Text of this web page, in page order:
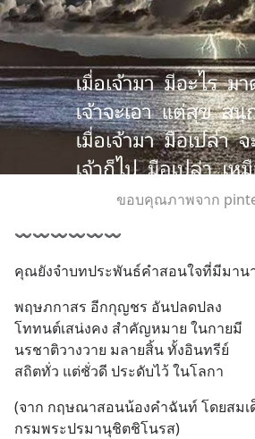
ขอบคุณภาพจาก
〰️〰️〰️〰️〰️〰️
คุณยังจำบทประพันธ์คำสอนใจที่มีมาน
พฤษภกาสร อีกกุญชร อันปลดปลง
โททนต์เสน่งคง สำคัญหมาย ในกายมี
นรชาติวางวาย มลายสิ้น ทั้งอินทรีย์
สถิตทั่ว แต่ชั่วดี ประดับไว้ ในโลกา
(จาก กฤษณาสอนน้องคำฉันท์ โดยสมเ
กรมพระปรมานุชิตชิโนรส)